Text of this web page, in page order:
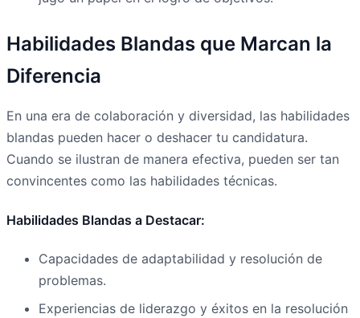
Habilidades Blandas que Marcan la
Diferencia
En una era de colaboración y diversidad, las habilidades
blandas pueden hacer o deshacer tu candidatura.
Cuando se ilustran de manera efectiva, pueden ser tan
convincentes como las habilidades técnicas.
Habilidades Blandas a Destacar:
Capacidades de adaptabilidad y resolución de
problemas.
Experiencias de liderazgo y éxitos en la resolución